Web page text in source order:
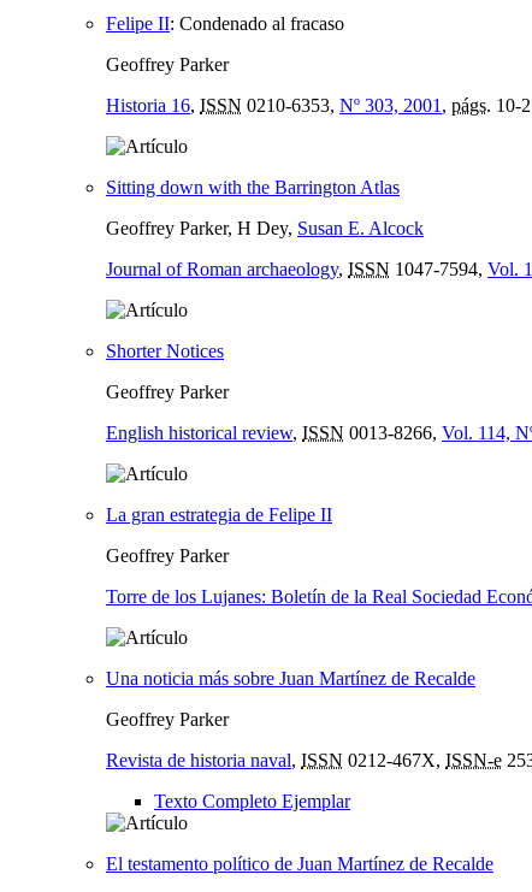
Felipe II: Condenado al fracaso
Geoffrey Parker
Historia 16, ISSN 0210-6353, Nº 303, 2001 , págs. 10-
Sitting down with the Barrington Atlas
Geoffrey Parker, H Dey, Susan E. Alcock
Journal of Roman archaeology, ISSN 1047-7594, Vol.
Shorter Notices
Geoffrey Parker
English historical review, ISSN 0013-8266, Vol. 114,
La gran estrategia de Felipe II
Geoffrey Parker
Torre de los Lujanes: Boletín de la Real Sociedad
Una noticia más sobre Juan Martínez de Recalde
Geoffrey Parker
Revista de historia naval, ISSN 0212-467X, ISSN-e
Texto Completo Ejemplar
El testamento político de Juan Martínez de Recalde